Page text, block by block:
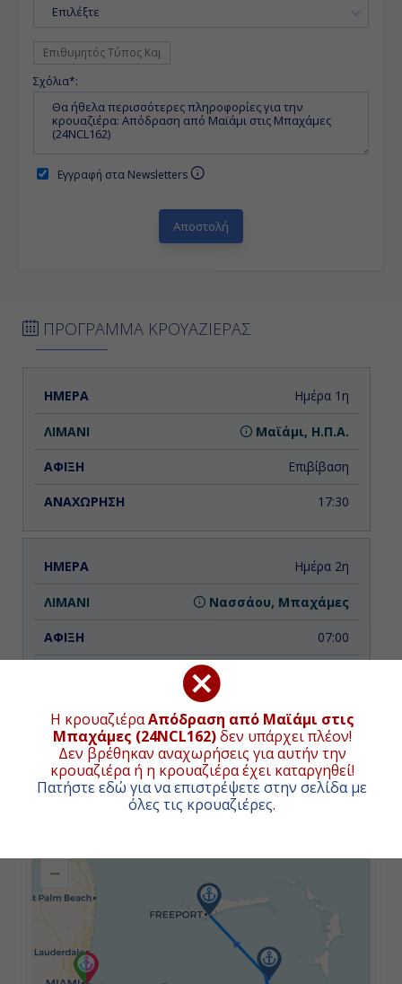
Η κρουαζιέραΑπόδραση από Μαϊάμι στις
Μπαχάμες (24NCL162)δεν υπάρχει πλέον!
Δεν βρέθηκαν αναχωρήσεις για αυτήν την
κρουαζιέρα ή η κρουαζιέρα έχει καταργηθεί!
Πατήστε εδώ για να επιστρέψετε στην σελίδα με
όλες τις κρουαζιέρες.
Επιλέξτε
Σχόλια*:
Εγγραφή στα Newsletters
ΠΡΟΓΡΑΜΜΑ ΚΡΟΥΑΖΙΕΡΑΣ
ΗΜΕΡΑ ΑΝΑΧΩΡΗΣΗ
Ημέρα 1η
Μαϊάμι, Η.Π.Α.
Επιβίβαση
17:30
Ημέρα 2η
Νασσάου, Μπαχάμες
07:00
Ημέρα 3η
Γκρέϊτ Στίρουπ Κέϊ, Μπαχάμες
Ημέρα 4η
Φρίπορτ - Γκραντ Μπαχάμα
Άιλαντ, Μπαχάμες
ΧΑΡΤΗΣ ΚΡΟΥΑΖΙΕΡΑΣ
−